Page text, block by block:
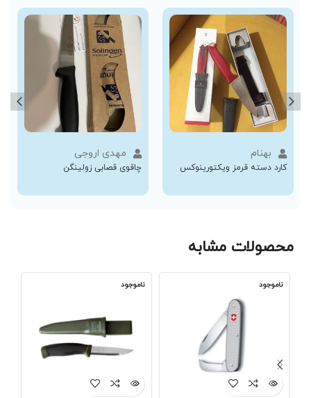
بهنام
کارد دسته قرمز ویکتورینوکس
مهدی اروجی
چاقوی قصابی زولینگن
محصولات مشابه
ناموجود ناموجود